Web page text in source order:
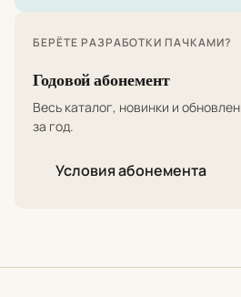
БЕРЁТЕ РАЗРАБОТКИ ПАЧКАМИ?
Годовой абонемент
Весь каталог, новинки и
за год.
Условия абонемента